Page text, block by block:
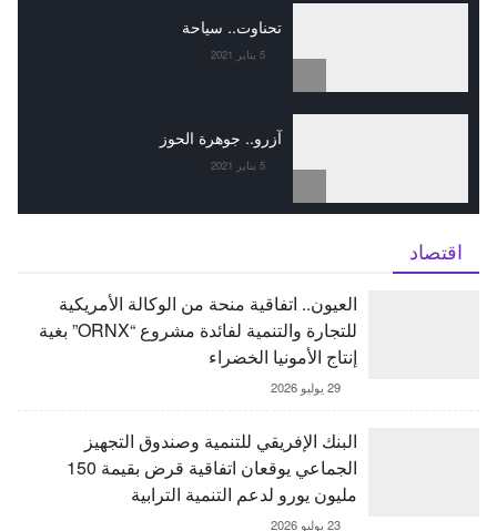
تحناوت.. سياحة
5 يناير 2021
آزرو.. جوهرة الحوز
5 يناير 2021
اقتصاد
العيون.. اتفاقية منحة من الوكالة الأمريكية
للتجارة والتنمية لفائدة مشروع “ORNX” بغية
إنتاج الأمونيا الخضراء
29 يوليو 2026
البنك الإفريقي للتنمية وصندوق التجهيز
الجماعي يوقعان اتفاقية قرض بقيمة 150
مليون يورو لدعم التنمية الترابية
23 يوليو 2026